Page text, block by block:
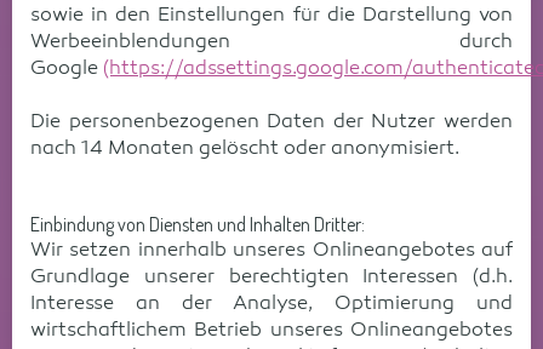
sowie in den Einstellungen für die Darstellung von
Werbeeinblendungen durch
Google (https://adssettings.google.com/
Die personenbezogenen Daten der Nutzer werden
nach 14 Monaten gelöscht oder anonymisiert.
Einbindung von Diensten und Inhalten Dritter:
Wir setzen innerhalb unseres Onlineangebotes auf
Grundlage unserer berechtigten Interessen (d.h.
Interesse an der Analyse, Optimierung und
wirtschaftlichem Betrieb unseres Onlineangebotes